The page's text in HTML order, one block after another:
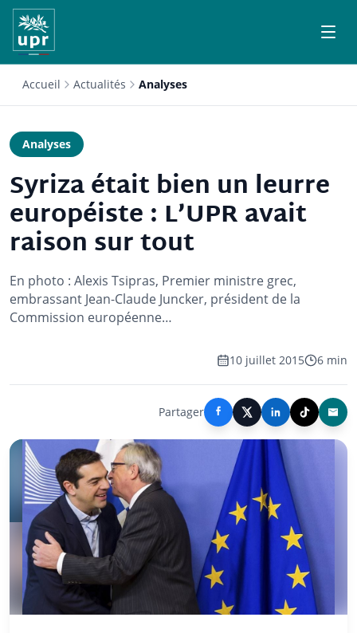
Accueil Actualités Analyses
Analyses
Syriza était bien un leurre
européiste : L’UPR avait
raison sur tout
En photo : Alexis Tsipras, Premier ministre grec,
embrassant Jean-Claude Juncker, président de la
Commission européenne…
10 juillet 2015 6 min
Partager